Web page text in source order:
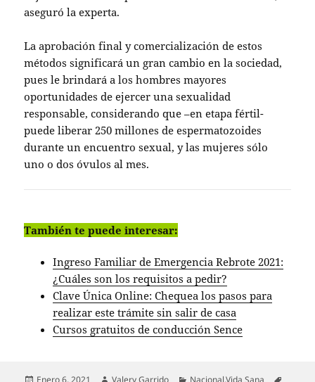
aseguró la experta.
La aprobación final y comercialización de estos
métodos significará un gran cambio en la sociedad,
pues le brindará a los hombres mayores
oportunidades de ejercer una sexualidad
responsable, considerando que –en etapa fértil-
puede liberar 250 millones de espermatozoides
durante un encuentro sexual, y las mujeres sólo
uno o dos óvulos al mes.
También te puede interesar:
Ingreso Familiar de Emergencia Rebrote 2021:
¿Cuáles son los requisitos a pedir?
Clave Única Online: Chequea los pasos para
realizar este trámite sin salir de casa
Cursos gratuitos de conducción Sence
Publicado Autor Categorías